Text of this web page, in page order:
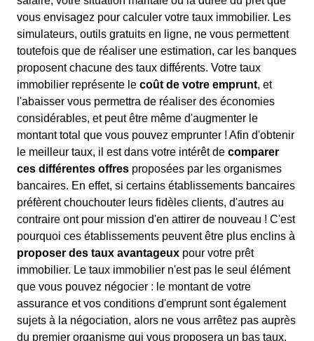
vous envisagez pour calculer votre taux immobilier. Les
simulateurs, outils gratuits en ligne, ne vous permettent
toutefois que de réaliser une estimation, car les banques
proposent chacune des taux différents. Votre taux
immobilier représente le coût de votre emprunt, et
l'abaisser vous permettra de réaliser des économies
considérables, et peut être même d'augmenter le
montant total que vous pouvez emprunter ! Afin d'obtenir
le meilleur taux, il est dans votre intérêt de comparer
ces différentes offres proposées par les organismes
bancaires. En effet, si certains établissements bancaires
préfèrent chouchouter leurs fidèles clients, d'autres au
contraire ont pour mission d'en attirer de nouveau ! C'est
pourquoi ces établissements peuvent être plus enclins à
proposer des taux avantageux pour votre prêt
immobilier. Le taux immobilier n'est pas le seul élément
que vous pouvez négocier : le montant de votre
assurance et vos conditions d'emprunt sont également
sujets à la négociation, alors ne vous arrêtez pas auprès
du premier organisme qui vous proposera un bas taux,